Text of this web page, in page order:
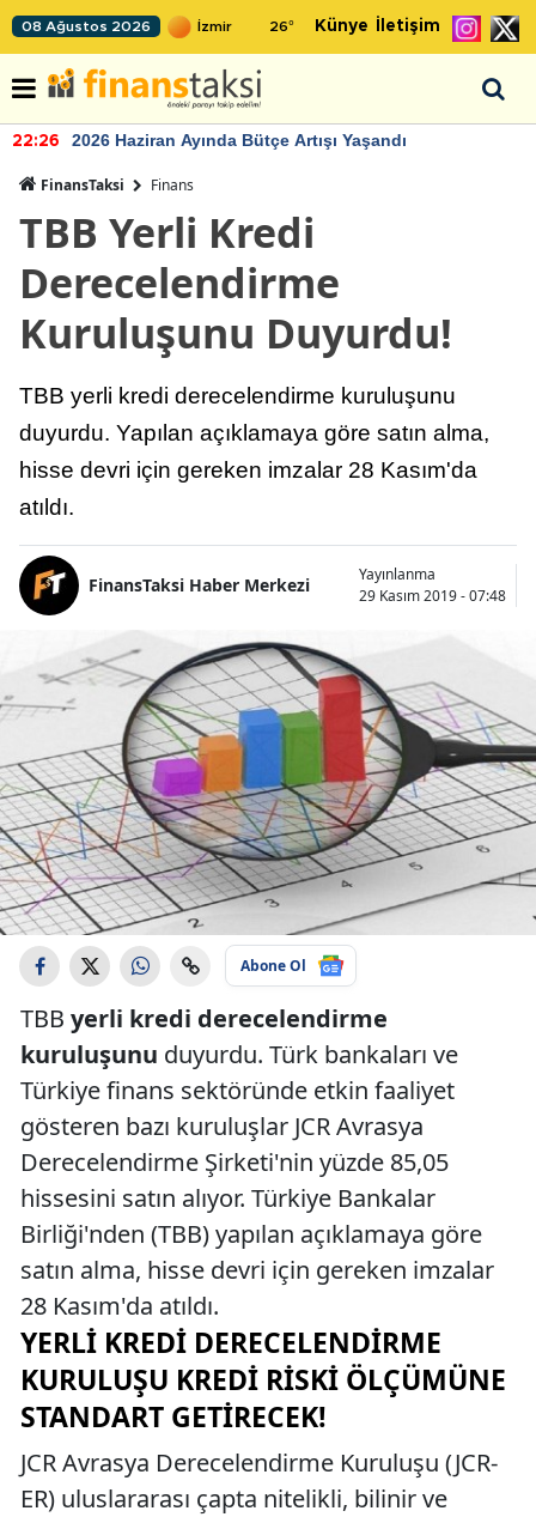
08 Ağustos 2026 26° Künye İletişim
22:26 2026 Haziran Ayında Bütçe Artışı Yaşandı
FinansTaksi Finans
TBB Yerli Kredi
Derecelendirme
Kuruluşunu Duyurdu!
TBB yerli kredi derecelendirme kuruluşunu
duyurdu. Yapılan açıklamaya göre satın alma,
hisse devri için gereken imzalar 28 Kasım'da
atıldı.
FinansTaksi Haber Merkezi
Yayınlanma
29 Kasım 2019 - 07:48
Abone Ol
TBB yerli kredi derecelendirme
kuruluşunu duyurdu. Türk bankaları ve
Türkiye finans sektöründe etkin faaliyet
gösteren bazı kuruluşlar JCR Avrasya
Derecelendirme Şirketi'nin yüzde 85,05
hissesini satın alıyor. Türkiye Bankalar
Birliği'nden (TBB) yapılan açıklamaya göre
satın alma, hisse devri için gereken imzalar
28 Kasım'da atıldı.
YERLI KREDI DERECELENDIRME
KURULUŞU KREDI RISKI ÖLÇÜMÜNE
STANDART GETIRECEK!
JCR Avrasya Derecelendirme Kuruluşu (JCR-
ER) uluslararası çapta nitelikli, bilinir ve